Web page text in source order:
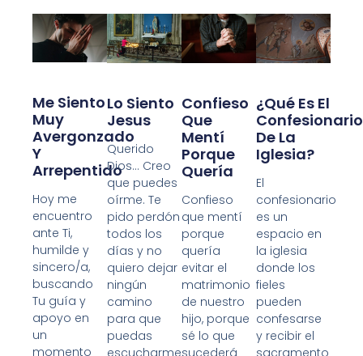
Me Siento
Muy
Avergonzado
Y
Arrepentido
Hoy me
encuentro
ante Ti,
humilde y
sincero/a,
buscando
Tu guía y
apoyo en
un
momento
Lo Siento
Jesus
Querido
Dios… Creo
que puedes
oírme. Te
pido perdón
todos los
días y no
quiero dejar
ningún
camino
para que
puedas
escucharme.
Confieso
Que
Mentí
Porque
Quería
Confieso
que mentí
porque
quería
evitar el
matrimonio
de nuestro
hijo, porque
sé lo que
sucederá
¿Qué Es El
Confesionario
De La
Iglesia?
El
confesionario
es un
espacio en
la iglesia
donde los
fieles
pueden
confesarse
y recibir el
sacramento